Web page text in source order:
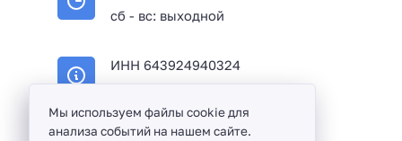
сб - вс: выходной
ИНН 643924940324
Мы используем файлы cookie для
анализа событий на нашем сайте.